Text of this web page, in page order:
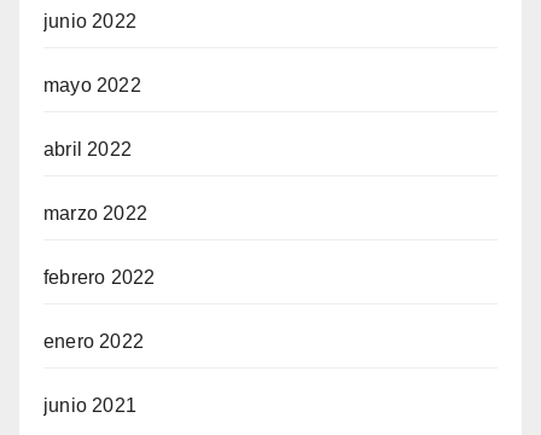
junio 2022
mayo 2022
abril 2022
marzo 2022
febrero 2022
enero 2022
junio 2021